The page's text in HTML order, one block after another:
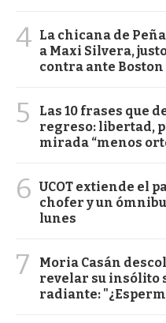
4 La chicana de
a Maxi Silvera,
contra ante Boston
5
Las 10 frases que
regreso: libertad,
mirada “menos
6 UCOT extiende el
chofer y un
lunes
7
Moria Casán
revelar su insólito
radiante: